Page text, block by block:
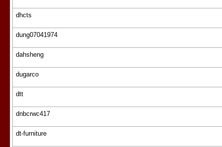
dhcts
dung07041974
dahsheng
dugarco
dtt
dnbcrwc417
dt-furniture